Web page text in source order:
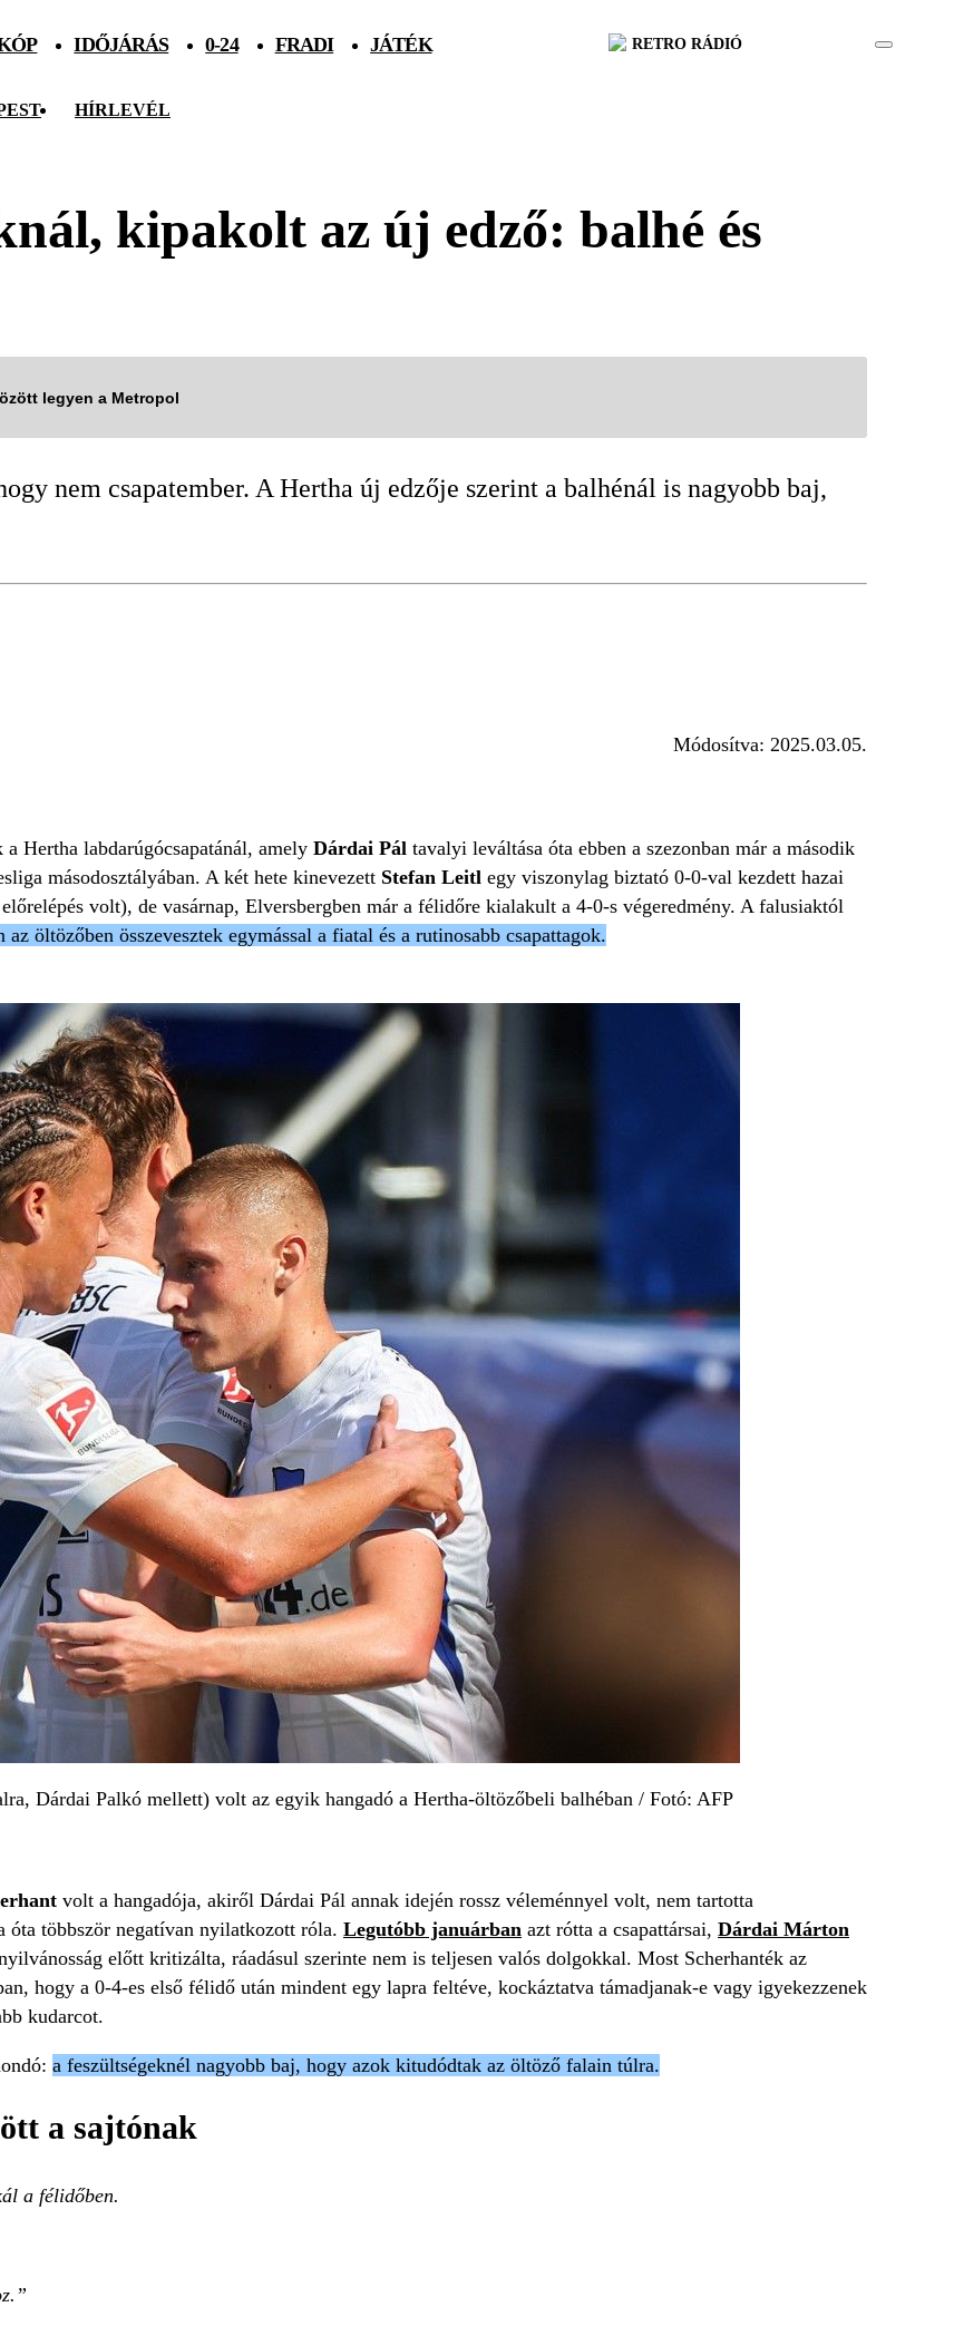
IDŐJÁRÁS 0-24 FRADI JÁTÉK RETRO RÁDIÓ
HÍRLEVÉL
kipakolt az új edző: balhé és
legyen a Metropol
nem csapatember. A Hertha új edzője szerint a balhénál is nagyobb baj,
Módosítva: 2025.03.05.
Hertha labdarúgócsapatánál, amely Dárdai Pál tavalyi leváltása óta ebben a szezonban már a második
másodosztályában. A két hete kinevezett Stefan Leitl egy viszonylag biztató 0-0-val kezdett hazai
volt), de vasárnap, Elversbergben már a félidőre kialakult a 4-0-s végeredmény. A falusiaktól
az öltözőben összevesztek egymással a fiatal és a rutinosabb csapattagok.
Dárdai Palkó mellett) volt az egyik hangadó a Hertha-öltözőbeli balhéban / Fotó: AFP
volt a hangadója, akiről Dárdai Pál annak idején rossz véleménnyel volt, nem tartotta
óta többször negatívan nyilatkozott róla. Legutóbb januárban azt rótta a csapattársai, Dárdai Márton
előtt kritizálta, ráadásul szerinte nem is teljesen valós dolgokkal. Most Scherhanték az
hogy a 0-4-es első félidő után mindent egy lapra feltéve, kockáztatva támadjanak-e vagy igyekezzenek
kudarcot.
a feszültségeknél nagyobb baj, hogy azok kitudódtak az öltöző falain túlra.
a sajtónak
a félidőben.